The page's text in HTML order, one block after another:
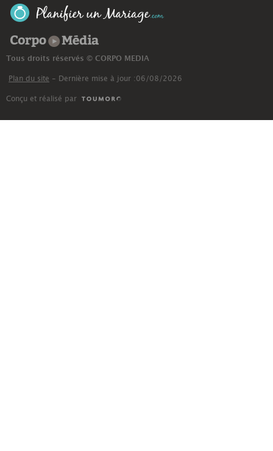
Tous droits réservés © CORPO MEDIA
Plan du site - Dernière mise à jour :06/08/2026
Conçu et réalisé par